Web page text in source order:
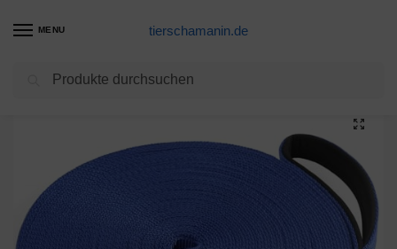
MENU tierschamanin.de
Hundeleinen Produkte / Schleppleine für Hunde, 3m /5m /10m /15m /20m /33m Nylon Hundeleine mit Robuste & Wetterfeste, Trainingsleine mit D-Karabiner und Griffpolster für Große bis Kleine Hunde (10m, Blue)